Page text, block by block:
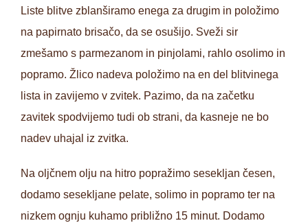
Liste blitve zblanširamo enega za drugim in položimo
na papirnato brisačo, da se osušijo. Sveži sir
zmešamo s parmezanom in pinjolami, rahlo osolimo in
popramo. Žlico nadeva položimo na en del blitvinega
lista in zavijemo v zvitek. Pazimo, da na začetku
zavitek spodvijemo tudi ob strani, da kasneje ne bo
nadev uhajal iz zvitka.
Na oljčnem olju na hitro popražimo sesekljan česen,
dodamo sesekljane pelate, solimo in popramo ter na
nizkem ognju kuhamo približno 15 minut. Dodamo